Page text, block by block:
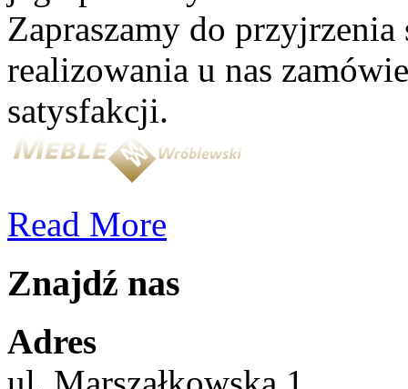
Zapraszamy do przyjrzenia
realizowania u nas
satysfakcji.
Read More
Znajdź nas
Adres